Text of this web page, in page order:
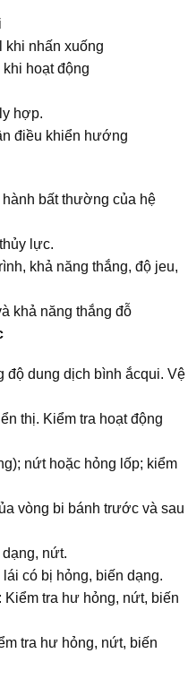
khi nhấn xuống
hoạt động
hợp.
điều khiển hướng
bất thường của hệ
lực.
khả năng thắng, độ jeu,
khả năng thắng đỗ
độ dung dịch bình ắcqui. Vệ
thị. Kiểm tra hoạt động
nứt hoặc hỏng lốp; kiểm
vòng bi bánh trước và sau
nứt.
có bị hỏng, biến dạng.
tra hư hỏng, nứt, biến
tra hư hỏng, nứt, biến